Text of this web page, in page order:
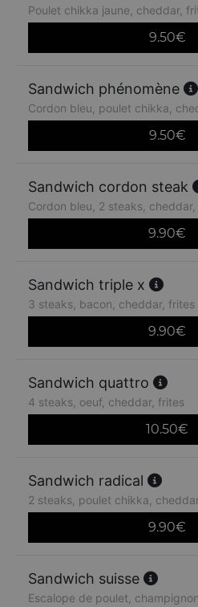
Poulet chikka jaune, cheddar,
9.50€
Sandwich phénomène
Cordon bleu, poulet chikka,
9.50€
Sandwich cordon steak
Cordon bleu, 2 steaks,
9.90€
Sandwich triple x
3 steaks, bacon, cheddar, frites
9.90€
Sandwich quattro
4 steaks, oeuf, cheddar, frites
10.50€
Sandwich radical
2 steaks, poulet chikka,
9.90€
Sandwich suisse
Escalope de poulet,